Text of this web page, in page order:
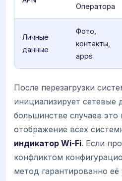
Оператора
Личные
данные
Фото,
контакты,
apps
После перезагрузки
инициализирует сетевые
большинстве случаев
отображение всех
индикатор Wi-Fi. Если
конфликтом
метод гарантированно её